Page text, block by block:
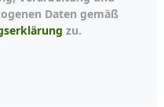
Daten gemäß
zu.